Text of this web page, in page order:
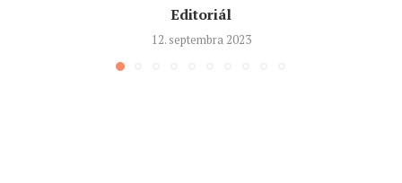
Editoriál
12. septembra 2023